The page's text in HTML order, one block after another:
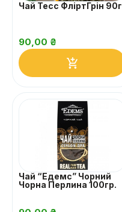
Чай Тесс ФліртГрін 90г
90,00 ₴
Чай “Едемс” Чорний
Чорна Перлина 100гр.